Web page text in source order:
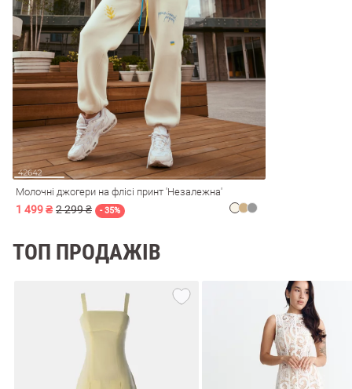
СарафаниНа
Молочні джогери на флісі принт 'Незалежна'
1 499 ₴ 2 299 ₴ - 35%
ТОП ПРОДАЖІВ